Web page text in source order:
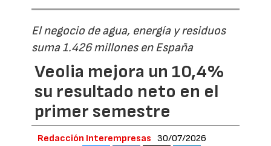
El negocio de agua, energía y residuos
suma 1.426 millones en España
Veolia mejora un 10,4%
su resultado neto en el
primer semestre
Redacción Interempresas 30/07/2026